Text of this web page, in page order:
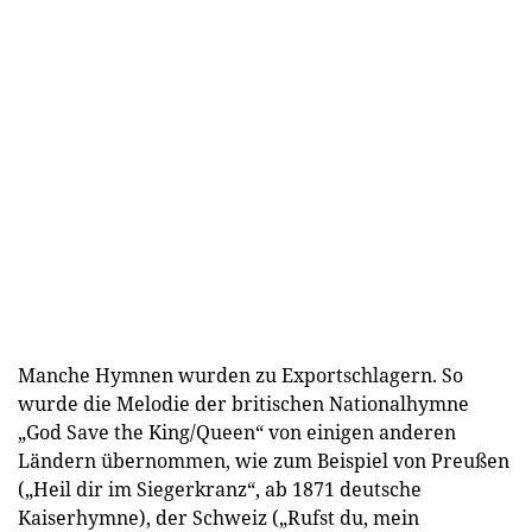
Manche Hymnen wurden zu Exportschlagern. So
wurde die Melodie der britischen Nationalhymne
„God Save the King/Queen“ von einigen anderen
Ländern übernommen, wie zum Beispiel von Preußen
(„Heil dir im Siegerkranz“, ab 1871 deutsche
Kaiserhymne), der Schweiz („Rufst du, mein